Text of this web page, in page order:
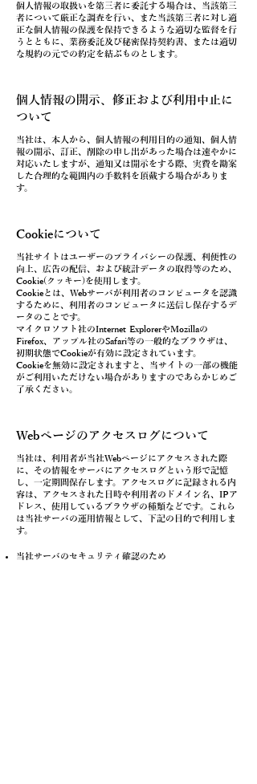
個人情報の取扱いを第三者に委託する場合は、当該第三
者について厳正な調査を行い、また当該第三者に対し適
正な個人情報の保護を保持できるような適切な監督を行
うとともに、業務委託及び秘密保持契約書、または適切
な規約の元での約定を結ぶものとします。
個人情報の開示、修正および利用中止に
ついて
当社は、本人から、個人情報の利用目的の通知、個人情
報の開示、訂正、削除の申し出があった場合は速やかに
対応いたしますが、通知又は開示をする際、実費を勘案
した合理的な範囲内の手数料を頂戴する場合がありま
す。
Cookieについて
当社サイトはユーザーのプライバシーの保護、利便性の
向上、広告の配信、および統計データの取得等のため、
Cookie(クッキー)を使用します。
Cookieとは、Webサーバが利用者のコンピュータを認識
するために、利用者のコンピュータに送信し保存するデ
ータのことです。
マイクロソフト社のInternet ExplorerやMozillaの
Firefox、アップル社のSafari等の一般的なブラウザは、
初期状態でCookieが有効に設定されています。
Cookieを無効に設定されますと、当サイトの一部の機能
がご利用いただけない場合がありますのであらかじめご
了承ください。
Webページのアクセスログについて
当社は、利用者が当社Webページにアクセスされた際
に、その情報をサーバにアクセスログという形で記憶
し、一定期間保存します。アクセスログに記録される内
容は、アクセスされた日時や利用者のドメイン名、IPア
ドレス、使用しているブラウザの種類などです。これら
は当社サーバの運用情報として、下記の目的で利用しま
す。
当社サーバのセキュリティ確認のため